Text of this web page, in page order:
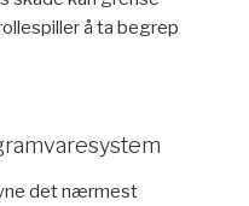
å ta begrep
det nærmest